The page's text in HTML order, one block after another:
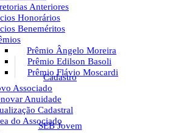
Anteriores
Honorários
Beneméritos
Prêmio Ângelo Moreira
Prêmio Edilson Basoli
Prêmio Flávio Moscardi
Cadastro
Associado
Anuidade
Cadastral
do Associado
SEB Jovem